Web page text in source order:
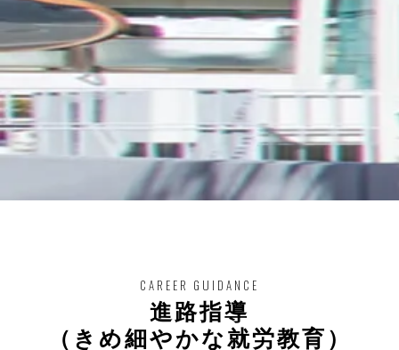
CAREER GUIDANCE
進路指導
（きめ細やかな就労教育）